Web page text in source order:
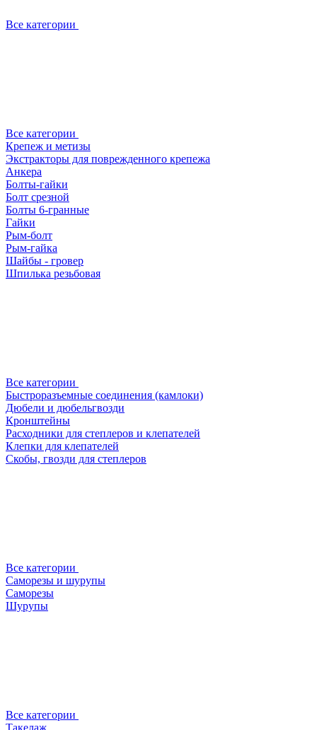
Все категории
Все категории
Крепеж и метизы
Экстракторы для поврежденного крепежа
Анкера
Болты-гайки
Болт срезной
Болты 6-гранные
Гайки
Рым-болт
Рым-гайка
Шайбы - гровер
Шпилька резьбовая
Все категории
Быстроразъемные соединения (камлоки)
Дюбели и дюбельгвозди
Кронштейны
Расходники для степлеров и клепателей
Клепки для клепателей
Скобы, гвозди для степлеров
Все категории
Саморезы и шурупы
Саморезы
Шурупы
Все категории
Такелаж